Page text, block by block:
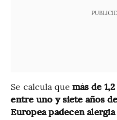
Se calcula que más de
entre uno y siete años
Europea padecen